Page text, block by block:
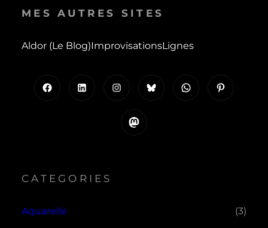
MES AUTRES SITES
Aldor (le Blog)ImprovisationsLignes
Instagram WhatsApp
Mastodon
CATEGORIES
Aquarelle (3)